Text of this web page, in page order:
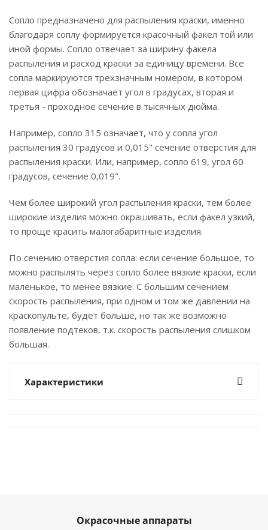
Сопло предназначено для распыления краски, именно
благодаря соплу формируется красочный факел той или
иной формы. Сопло отвечает за ширину факела
распыления и расход краски за единицу времени. Все
сопла маркируются трехзначным номером, в котором
первая цифра обозначает угол в градусах, вторая и
третья - проходное сечение в тысячных дюйма.
Например, сопло 315 означает, что у сопла угол
распыления 30 градусов и 0,015" сечение отверстия для
распыления краски. Или, например, сопло 619, угол 60
градусов, сечение 0,019".
Чем более широкий угол распыления краски, тем более
широкие изделия можно окрашивать, если факел узкий,
то проще красить малогабаритные изделия.
По сечению отверстия сопла: если сечение большое, то
можно распылять через сопло более вязкие краски, если
маленькое, то менее вязкие. С большим сечением
скорость распыления, при одном и том же давлении на
краскопульте, будет больше, но так же возможно
появление подтеков, т.к. скорость распыления слишком
большая.
Характеристики
Окрасочные аппараты